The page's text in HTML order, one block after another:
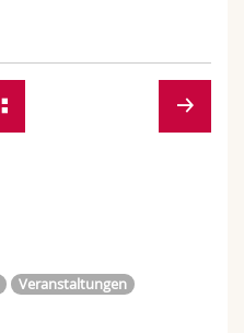
Veranstaltungen